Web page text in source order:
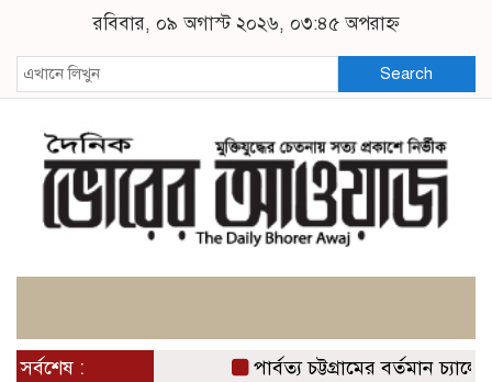
রবিবার, ০৯ অগাস্ট ২০২৬, ০৩:৪৫ অপরাহ্ন
Search
সর্বশেষ : পার্বত্য চট্টগ্রামের বর্তমান